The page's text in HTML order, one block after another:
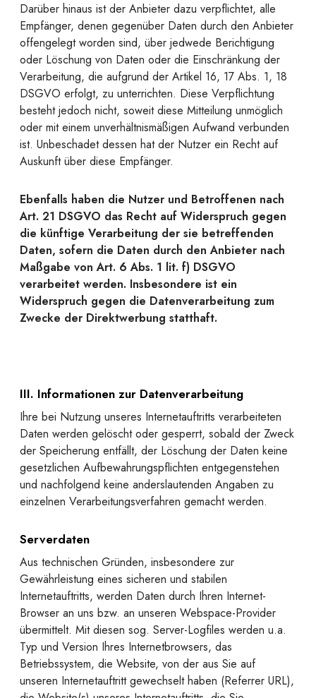
Darüber hinaus ist der Anbieter dazu verpflichtet, alle
Empfänger, denen gegenüber Daten durch den Anbieter
offengelegt worden sind, über jedwede Berichtigung
oder Löschung von Daten oder die Einschränkung der
Verarbeitung, die aufgrund der Artikel 16, 17 Abs. 1, 18
DSGVO erfolgt, zu unterrichten. Diese Verpflichtung
besteht jedoch nicht, soweit diese Mitteilung unmöglich
oder mit einem unverhältnismäßigen Aufwand verbunden
ist. Unbeschadet dessen hat der Nutzer ein Recht auf
Auskunft über diese Empfänger.
Ebenfalls haben die Nutzer und Betroffenen nach
Art. 21 DSGVO das Recht auf Widerspruch gegen
die künftige Verarbeitung der sie betreffenden
Daten, sofern die Daten durch den Anbieter nach
Maßgabe von Art. 6 Abs. 1 lit. f) DSGVO
verarbeitet werden. Insbesondere ist ein
Widerspruch gegen die Datenverarbeitung zum
Zwecke der Direktwerbung statthaft.
III. Informationen zur Datenverarbeitung
Ihre bei Nutzung unseres Internetauftritts verarbeiteten
Daten werden gelöscht oder gesperrt, sobald der Zweck
der Speicherung entfällt, der Löschung der Daten keine
gesetzlichen Aufbewahrungspflichten entgegenstehen
und nachfolgend keine anderslautenden Angaben zu
einzelnen Verarbeitungsverfahren gemacht werden.
Serverdaten
Aus technischen Gründen, insbesondere zur
Gewährleistung eines sicheren und stabilen
Internetauftritts, werden Daten durch Ihren Internet-
Browser an uns bzw. an unseren Webspace-Provider
übermittelt. Mit diesen sog. Server-Logfiles werden u.a.
Typ und Version Ihres Internetbrowsers, das
Betriebssystem, die Website, von der aus Sie auf
unseren Internetauftritt gewechselt haben (Referrer URL),